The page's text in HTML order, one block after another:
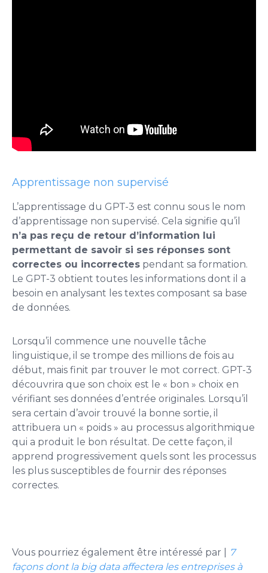
Apprentissage non supervisé
L’apprentissage du GPT-3 est connu sous le nom
d’apprentissage non supervisé. Cela signifie qu’il
n’a pas reçu de retour d’information lui
permettant de savoir si ses réponses sont
correctes ou incorrectes pendant sa formation.
Le GPT-3 obtient toutes les informations dont il a
besoin en analysant les textes composant sa base
de données.
Lorsqu’il commence une nouvelle tâche
linguistique, il se trompe des millions de fois au
début, mais finit par trouver le mot correct. GPT-3
découvrira que son choix est le « bon » choix en
vérifiant ses données d’entrée originales. Lorsqu’il
sera certain d’avoir trouvé la bonne sortie, il
attribuera un « poids » au processus algorithmique
qui a produit le bon résultat. De cette façon, il
apprend progressivement quels sont les processus
les plus susceptibles de fournir des réponses
correctes.
Vous pourriez également être intéressé par |
7
façons dont la big data affectera les entreprises à